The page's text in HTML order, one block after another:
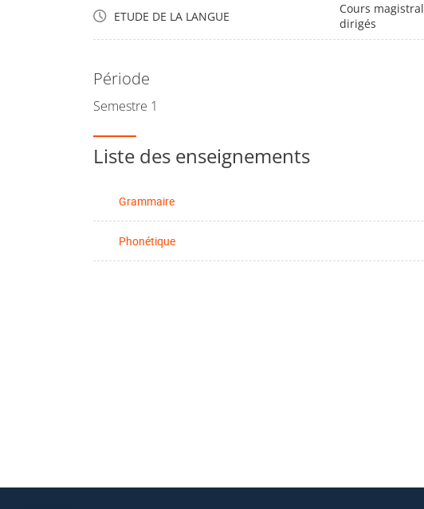
ETUDE DE LA LANGUE
Cours
dirigés
Période
Semestre 1
Liste des enseignements
Grammaire
Phonétique